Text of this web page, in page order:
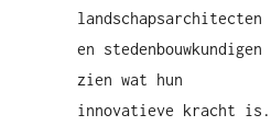
landschapsarchitecten
en stedenbouwkundigen
zien wat hun
innovatieve kracht is.